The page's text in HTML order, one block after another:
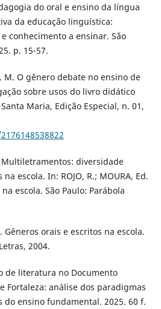
do oral e ensino da língua
da educação linguística:
conhecimento a ensinar. São
p. 15-57.
M. O gênero debate no ensino de
sobre usos do livro didático
Maria, Edição Especial, n. 01,
Multiletramentos: diversidade
escola. In: ROJO, R.; MOURA, Ed.
escola. São Paulo: Parábola
Gêneros orais e escritos na escola.
2004.
de literatura no Documento
Fortaleza: análise dos paradigmas
do ensino fundamental. 2025. 60 f.